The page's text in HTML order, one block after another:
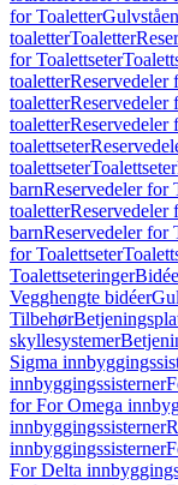
for Toaletter
toaletterToaletter
for Toalettseter
toaletterReservedeler
toaletterReservedeler
toaletterReservedeler
toalettseter
toalettseterToalettseter
barnReservedeler for
toaletterReservedeler
barnReservedeler for
for Toalettseter
Toalettseteringer
Vegghengte bidéer
Tilbehør
skyllesystemer
Sigma
innbyggingssisterner
for For Omega
innbyggingssisterner
innbyggingssisterner
For Delta